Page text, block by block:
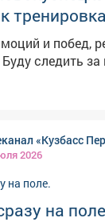
невыразимо
звучит
и побед,
в новом сезоне. Буду
«Кузбасс
2026
на